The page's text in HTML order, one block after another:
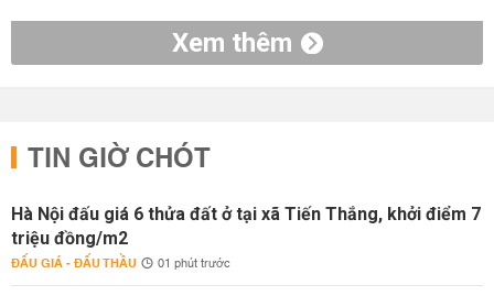
Xem thêm
TIN GIỜ CHÓT
Hà Nội đấu giá 6 thửa đất ở tại xã Tiến Thắng, khởi điểm 7
triệu đồng/m2
ĐẤU GIÁ - ĐẤU THẦU 01 phút trước